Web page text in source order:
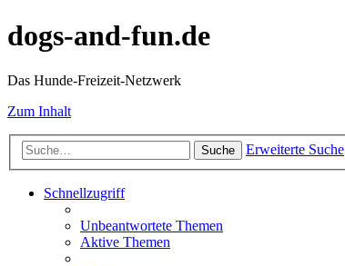
dogs-and-fun.de
Das Hunde-Freizeit-Netzwerk
Zum Inhalt
Suche Erweiterte Suche
Schnellzugriff
Unbeantwortete Themen
Aktive Themen